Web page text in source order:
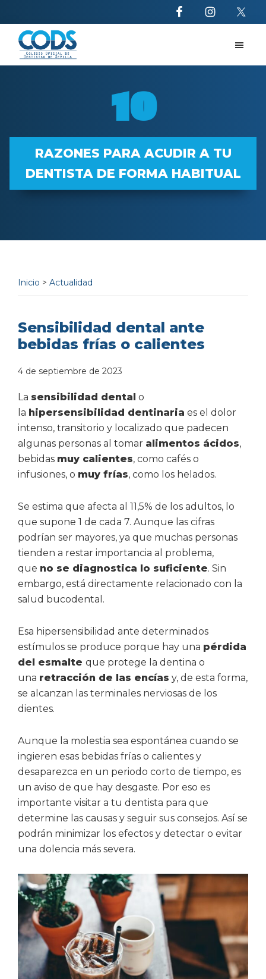
al
contenido
principal
al
páginaCODS
10
10
RAZONES PARA ACUDIR A TU
DENTISTA DE FORMA HABITUAL
Inicio > Actualidad
Sensibilidad dental ante
bebidas frías o calientes
4 de septiembre de 2023
La sensibilidad dental o
la hipersensibilidad dentinaria es el dolor
intenso, transitorio y localizado que padecen
algunas personas al tomar alimentos ácidos,
bebidas muy calientes, como cafés o
infusiones, o muy frías, como los helados.
Se estima que afecta al 11,5% de los adultos, lo
que supone 1 de cada 7. Aunque las cifras
podrían ser mayores, ya que muchas personas
tienden a restar importancia al problema,
que no se diagnostica lo suficiente. Sin
embargo, está directamente relacionado con la
salud bucodental.
Esa hipersensibilidad ante determinados
estímulos se produce porque hay una pérdida
del esmalte que protege la dentina o
una retracción de las encías y, de esta forma,
se alcanzan las terminales nerviosas de los
dientes.
Aunque la molestia sea espontánea cuando se
ingieren esas bebidas frías o calientes y
desaparezca en un periodo corto de tiempo, es
un aviso de que hay desgaste. Por eso es
importante visitar a tu dentista para que
determine las causas y seguir sus consejos. Así se
podrán minimizar los efectos y detectar o evitar
una dolencia más severa.